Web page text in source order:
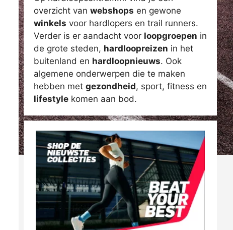
overzicht van webshops en gewone
winkels voor hardlopers en trail runners.
Verder is er aandacht voor loopgroepen in
de grote steden, hardloopreizen in het
buitenland en hardloopnieuws. Ook
algemene onderwerpen die te maken
hebben met gezondheid, sport, fitness en
lifestyle komen aan bod.